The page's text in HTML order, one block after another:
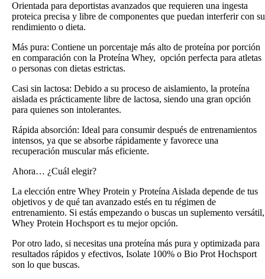
Orientada para deportistas avanzados que requieren una ingesta
proteica precisa y libre de componentes que puedan interferir con su
rendimiento o dieta.
Más pura: Contiene un porcentaje más alto de proteína por porción
en comparación con la Proteína Whey, opción perfecta para atletas
o personas con dietas estrictas.
Casi sin lactosa: Debido a su proceso de aislamiento, la proteína
aislada es prácticamente libre de lactosa, siendo una gran opción
para quienes son intolerantes.
Rápida absorción: Ideal para consumir después de entrenamientos
intensos, ya que se absorbe rápidamente y favorece una
recuperación muscular más eficiente.
Ahora… ¿Cuál elegir?
La elección entre Whey Protein y Proteína Aislada depende de tus
objetivos y de qué tan avanzado estés en tu régimen de
entrenamiento. Si estás empezando o buscas un suplemento versátil,
Whey Protein Hochsport es tu mejor opción.
Por otro lado, si necesitas una proteína más pura y optimizada para
resultados rápidos y efectivos, Isolate 100% o Bio Prot Hochsport
son lo que buscas.